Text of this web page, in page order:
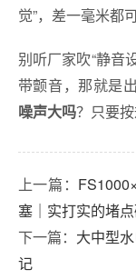
觉”，差一毫米都
别听厂家吹“静音
带颤音，那就是
噪声大吗？只要
上一篇：
塞｜实打实的堵
下一篇： 大中型
记